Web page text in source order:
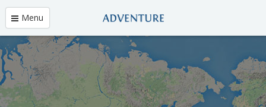
Menu Japão